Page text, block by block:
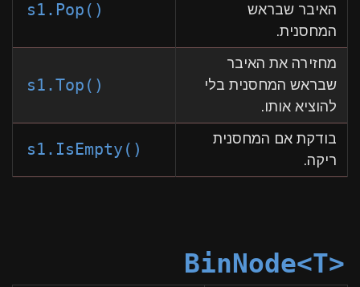
האיבר שבראש
המחסנית.
s1.Pop()
מחזירה את האיבר
שבראש המחסנית בלי
להוציא אותו.
s1.Top()
בודקת אם המחסנית
ריקה.
s1.IsEmpty()
BinNode<T>